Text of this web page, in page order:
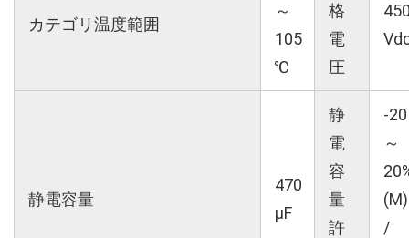
カテゴリ温度範囲
～
105
℃
格
電
圧
静電容量
470
µF
静
電
容
量
許
-20
～
(M)
/